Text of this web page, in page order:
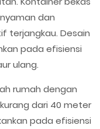
dan
terjangkau. Desain
pada efisiensi
ulang.
rumah dengan
dari 40 meter
pada efisiensi